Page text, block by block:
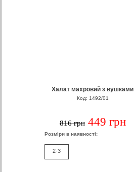
Халат махровий з вушками
Код: 1492/01
816 грн 449 грн
Розміри в наявності:
2-3